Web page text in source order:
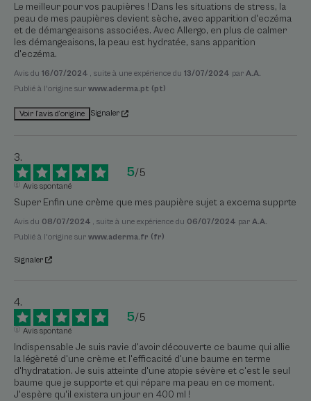
Le meilleur pour vos paupières ! Dans les situations de stress, la
peau de mes paupières devient sèche, avec apparition d'eczéma
et de démangeaisons associées. Avec Allergo, en plus de calmer
les démangeaisons, la peau est hydratée, sans apparition
d'eczéma.
Avis du 16/07/2024 , suite à une expérience du 13/07/2024 par A.A.
Publié à l'origine sur www.aderma.pt (pt)
Voir l’avis d’origine Signaler
5/5
Avis spontané
Super Enfin une crème que mes paupière sujet a excema supprte
Avis du 08/07/2024 , suite à une expérience du 06/07/2024 par A.A.
Publié à l'origine sur www.aderma.fr (fr)
Signaler
5/5
Avis spontané
Indispensable Je suis ravie d'avoir découverte ce baume qui allie
la légèreté d'une crème et l'efficacité d'une baume en terme
d'hydratation. Je suis atteinte d'une atopie sévère et c'est le seul
baume que je supporte et qui répare ma peau en ce moment.
J'espère qu'il existera un jour en 400 ml !